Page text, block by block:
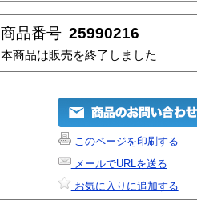
商品番号 25990216
本商品は販売を終了しました
このページを印刷する
メールでURLを送る
お気に入りに追加する